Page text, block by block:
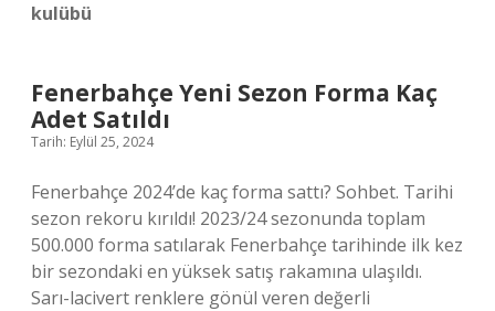
kulübü
Fenerbahçe Yeni Sezon Forma Kaç
Adet Satıldı
Tarih: Eylül 25, 2024
Fenerbahçe 2024’de kaç forma sattı? Sohbet. Tarihi
sezon rekoru kırıldı! 2023/24 sezonunda toplam
500.000 forma satılarak Fenerbahçe tarihinde ilk kez
bir sezondaki en yüksek satış rakamına ulaşıldı.
Sarı-lacivert renklere gönül veren değerli